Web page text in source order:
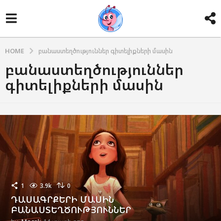
HOME բանաստեղծություններ գիտելիքների մասին
բանաստեղծություններ
գիտելիքների մասին
1 3.9k 0
ԴԱՍԱԳՐՔԵՐԻ ՄԱՍԻՆ
ԲԱՆԱՍՏԵՂԾՈՒԹՅՈՒՆՆԵՐ